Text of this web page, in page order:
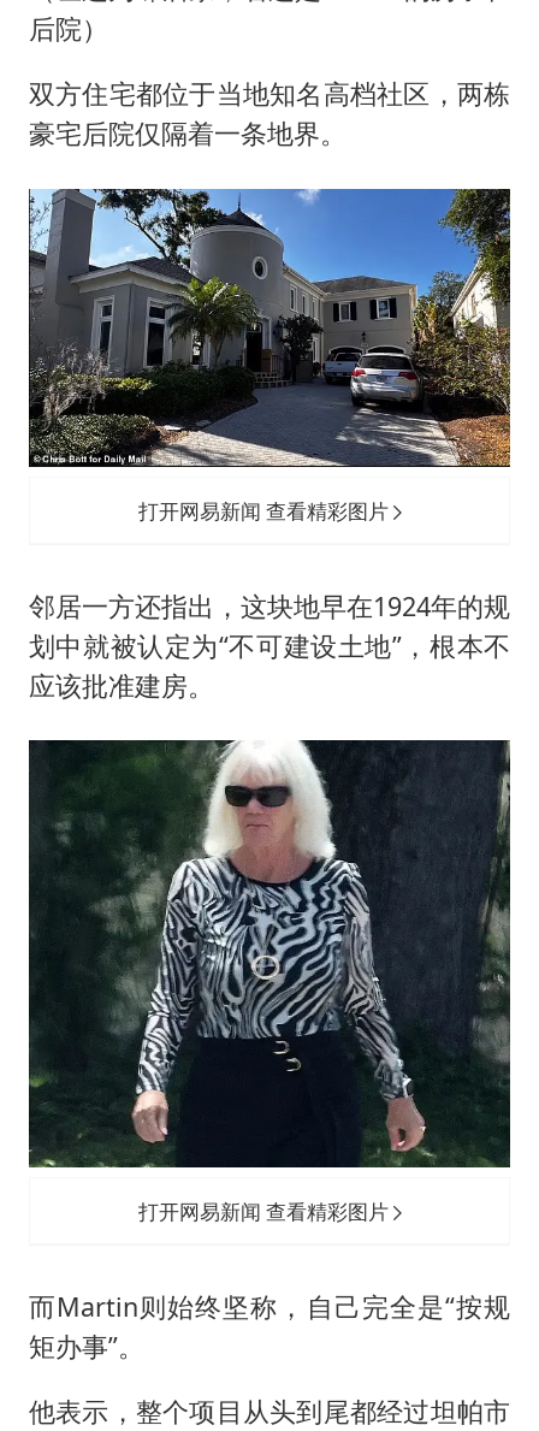
后院）
双方住宅都位于当地知名高档社区，两栋
豪宅后院仅隔着一条地界。
打开网易新闻 查看精彩图片
邻居一方还指出，这块地早在1924年的规
划中就被认定为“不可建设土地”，根本不
应该批准建房。
打开网易新闻 查看精彩图片
而Martin则始终坚称，自己完全是“按规
矩办事”。
他表示，整个项目从头到尾都经过坦帕市